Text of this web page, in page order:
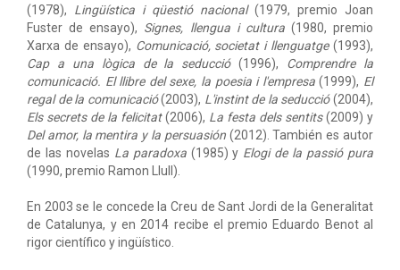
(1978), Lingüística i qüestió nacional(1979, premio Joan
Fuster de ensayo), Signes, llengua i cultura(1980, premio
Xarxa de ensayo), Comunicació, societat i llenguatge(1993),
Cap a una lògica de la seducció(1996), Comprendre la
comunicació. El llibre del sexe, la poesia i l'empresa(1999), El
regal de la comunicació(2003), L'instint de la seducció(2004),
Els secrets de la felicitat(2006), La festa dels sentits(2009) y
Del amor, la mentira y la persuasión(2012). También es autor
de las novelas La paradoxa(1985) y Elogi de la passió pura
(1990, premio Ramon Llull).
En 2003 se le concede la Creu de Sant Jordi de la Generalitat
de Catalunya, y en 2014 recibe el premio Eduardo Benot al
rigor científico y ingüístico.